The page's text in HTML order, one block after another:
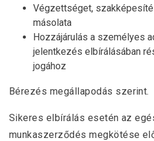
Végzettséget,
másolata
Hozzájárulás a személyes
jelentkezés elbírálásában
jogához
Bérezés megállapodás szerint.
Sikeres elbírálás esetén az
munkaszerződés megkötése